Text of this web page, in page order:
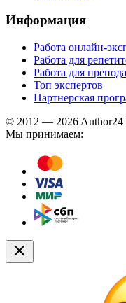
Информация
Работа онлайн-
Работа для
Работа для
Топ экспертов
Партнерская
© 2012 — 2026
Мы принимаем: